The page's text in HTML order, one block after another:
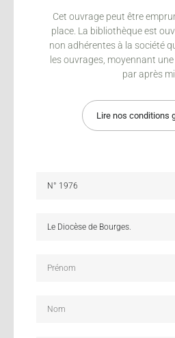
Cet ouvrage peut être
place. La bibliothèque est
non adhérentes à la société
les ouvrages, moyennant
par après
Lire nos conditions